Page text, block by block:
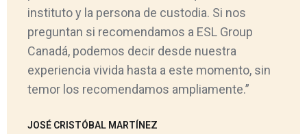
instituto y la persona de custodia. Si nos
preguntan si recomendamos a ESL Group
Canadá, podemos decir desde nuestra
experiencia vivida hasta a este momento, sin
temor los recomendamos ampliamente.”
JOSÉ CRISTÓBAL MARTÍNEZ